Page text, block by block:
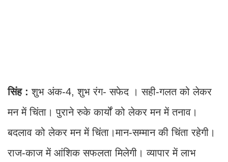
सिंह : शुभ अंक-4, शुभ रंग- सफेद । सही-गलत को लेकर
मन में चिंता। पुराने रुके कार्यों को लेकर मन में तनाव।
बदलाव को लेकर मन में चिंता।मान-सम्मान की चिंता रहेगी।
राज-काज में आंशिक सफलता मिलेगी। व्यापार में लाभ